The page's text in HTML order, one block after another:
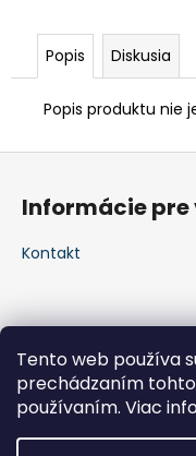
Tento web používa
prechádzaním
používaním. Viac
Popis Diskusia
Popis produktu nie
Z
e
Informácie pre
Kontakt